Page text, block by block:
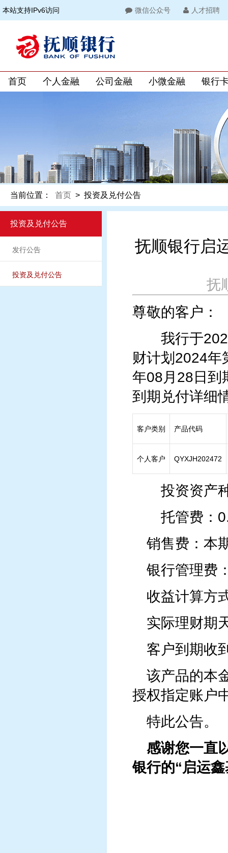
本站支持IPv6访问 微信公众号 人才招聘
首页 个人金融 公司金融 小微金融 银行
当前位置： 首页 > 投资及兑付公告
投资及兑付公告
发行公告
投资及兑付公告
抚顺银行启
抚
尊敬的客户：
我行于2024
财计划2024年
年08月28日到
到期兑付详细
客户类别 产品代码
个人客户 QYXJH202472
投资资产种
托管费：
销售费：本
银行管理费
收益计算方
实际理财期
客户到期收
该产品的本
授权指定账户
特此公告。
感谢您一直
银行的“启运鑫